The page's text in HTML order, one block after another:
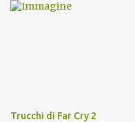
Trucchi di Far Cry 2